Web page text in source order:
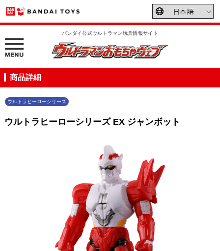
バンダイ公式ウルトラマン玩具情報サイト
商品詳細
ウルトラヒーローシリーズ
ウルトラヒーローシリーズ EX ジャンボット